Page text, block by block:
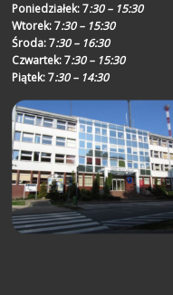
Poniedziałek:7:30 – 15:30
Wtorek:7:30 – 15:30
Środa:7:30 – 16:30
Czwartek:7:30 – 15:30
Piątek:7:30 – 14:30